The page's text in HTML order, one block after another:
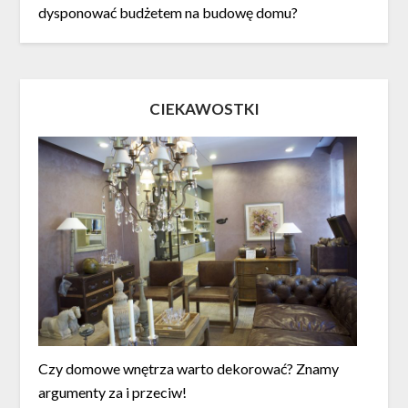
dysponować budżetem na budowę domu?
CIEKAWOSTKI
Czy domowe wnętrza warto dekorować? Znamy
argumenty za i przeciw!